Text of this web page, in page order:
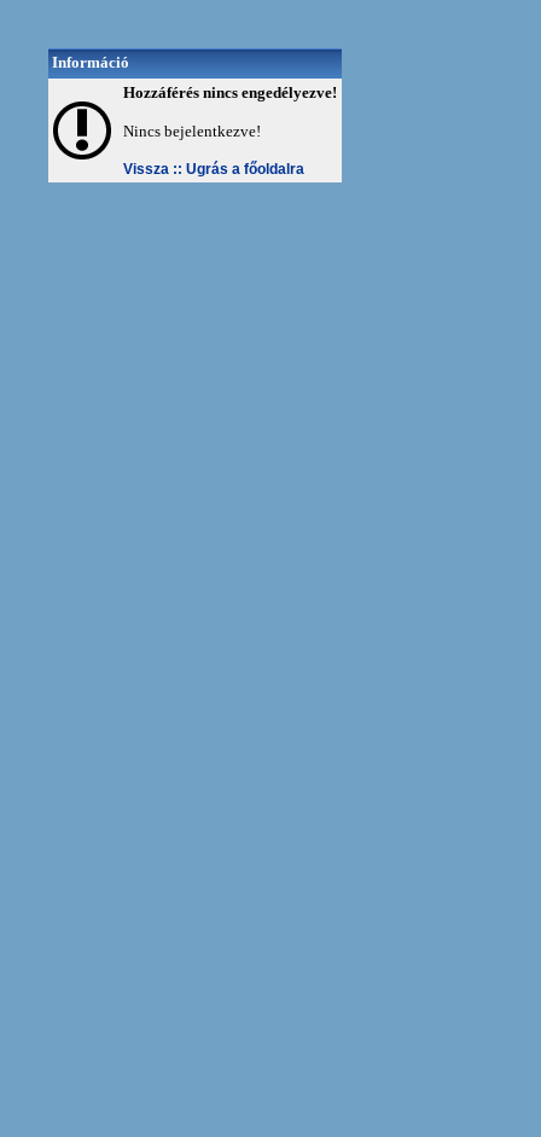
Információ
Hozzáférés nincs engedélyezve!
Nincs bejelentkezve!
Vissza :: Ugrás a főoldalra